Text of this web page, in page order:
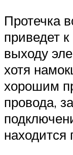
Протечка
приведет
выходу
хотя
хорошим
провода,